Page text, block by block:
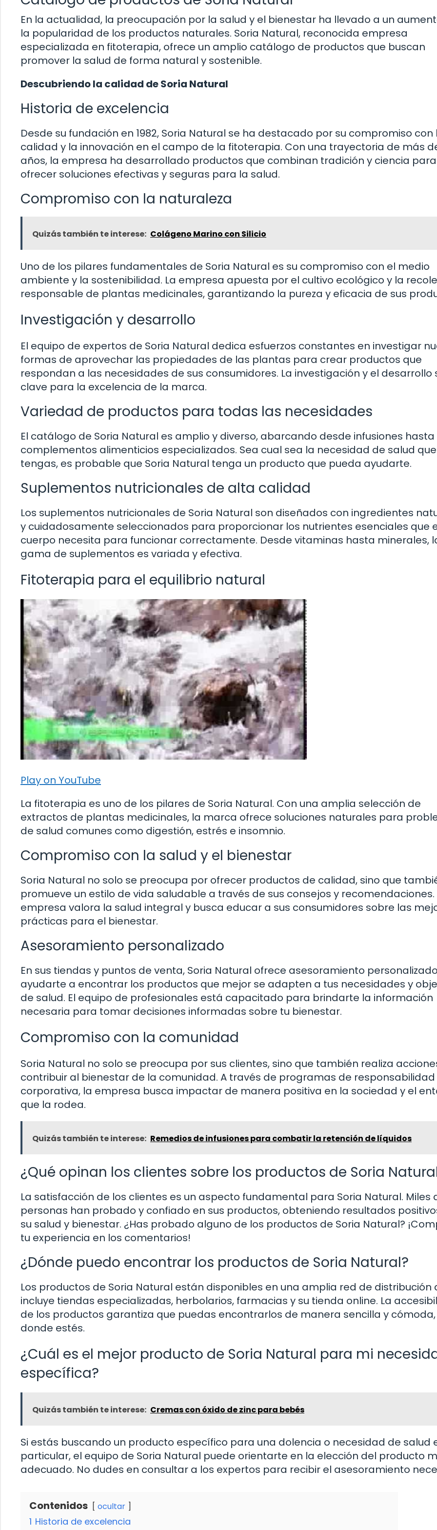
En la actualidad, la preocupación por la salud y el bienestar ha llevado a un
la popularidad de los productos naturales. Soria Natural, reconocida empresa
especializada en fitoterapia, ofrece un amplio catálogo de productos que buscan
promover la salud de forma natural y sostenible.
Descubriendo la calidad de Soria Natural
Historia de excelencia
Desde su fundación en 1982, Soria Natural se ha destacado por su compromiso con
calidad y la innovación en el campo de la fitoterapia. Con una trayectoria de más
años, la empresa ha desarrollado productos que combinan tradición y ciencia para
ofrecer soluciones efectivas y seguras para la salud.
Compromiso con la naturaleza
Quizás también te interese: Colágeno Marino con Silicio
Uno de los pilares fundamentales de Soria Natural es su compromiso con el medio
ambiente y la sostenibilidad. La empresa apuesta por el cultivo ecológico y la
responsable de plantas medicinales, garantizando la pureza y eficacia de sus
Investigación y desarrollo
El equipo de expertos de Soria Natural dedica esfuerzos constantes en investigar
formas de aprovechar las propiedades de las plantas para crear productos que
respondan a las necesidades de sus consumidores. La investigación y el desarrollo
clave para la excelencia de la marca.
Variedad de productos para todas las necesidades
El catálogo de Soria Natural es amplio y diverso, abarcando desde infusiones hasta
complementos alimenticios especializados. Sea cual sea la necesidad de salud que
tengas, es probable que Soria Natural tenga un producto que pueda ayudarte.
Suplementos nutricionales de alta calidad
Los suplementos nutricionales de Soria Natural son diseñados con ingredientes
y cuidadosamente seleccionados para proporcionar los nutrientes esenciales que
cuerpo necesita para funcionar correctamente. Desde vitaminas hasta minerales,
gama de suplementos es variada y efectiva.
Fitoterapia para el equilibrio natural
Play on YouTube
La fitoterapia es uno de los pilares de Soria Natural. Con una amplia selección de
extractos de plantas medicinales, la marca ofrece soluciones naturales para
de salud comunes como digestión, estrés e insomnio.
Compromiso con la salud y el bienestar
Soria Natural no solo se preocupa por ofrecer productos de calidad, sino que
promueve un estilo de vida saludable a través de sus consejos y recomendaciones.
empresa valora la salud integral y busca educar a sus consumidores sobre las
prácticas para el bienestar.
Asesoramiento personalizado
En sus tiendas y puntos de venta, Soria Natural ofrece asesoramiento
ayudarte a encontrar los productos que mejor se adapten a tus necesidades y
de salud. El equipo de profesionales está capacitado para brindarte la información
necesaria para tomar decisiones informadas sobre tu bienestar.
Compromiso con la comunidad
Soria Natural no solo se preocupa por sus clientes, sino que también realiza
contribuir al bienestar de la comunidad. A través de programas de responsabilidad
corporativa, la empresa busca impactar de manera positiva en la sociedad y el
que la rodea.
Quizás también te interese: Remedios de infusiones para combatir la retención de líquidos
¿Qué opinan los clientes sobre los productos de Soria
La satisfacción de los clientes es un aspecto fundamental para Soria Natural. Miles
personas han probado y confiado en sus productos, obteniendo resultados
su salud y bienestar. ¿Has probado alguno de los productos de Soria Natural?
tu experiencia en los comentarios!
¿Dónde puedo encontrar los productos de Soria Natural?
Los productos de Soria Natural están disponibles en una amplia red de distribución
incluye tiendas especializadas, herbolarios, farmacias y su tienda online. La
de los productos garantiza que puedas encontrarlos de manera sencilla y
donde estés.
¿Cuál es el mejor producto de Soria Natural para mi
específica?
Quizás también te interese: Cremas con óxido de zinc para bebés
Si estás buscando un producto específico para una dolencia o necesidad de salud
particular, el equipo de Soria Natural puede orientarte en la elección del producto
adecuado. No dudes en consultar a los expertos para recibir el asesoramiento
Contenidos ocultar
1 Historia de excelencia